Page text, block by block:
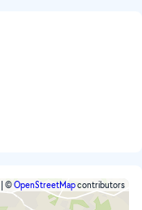
©OpenStreetMapcontributors